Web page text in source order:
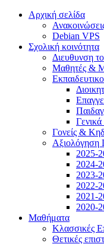
Αρχική σελίδα
Debian VPS
Σχολική κοινότητα
Διευθυνση
Μαθητές &
Γονείς &
Αξιολόγηση
2025-
2024-
2023-
2022-
2021-
2020-
Μαθήματα
Κλασσικές
Θετικές